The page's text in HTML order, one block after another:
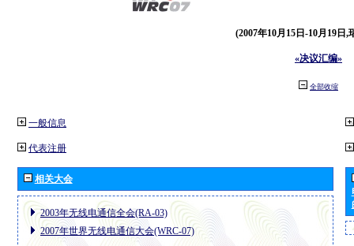
(2007年10月15日-10月19日,
«决议汇编»
全部收缩
一般信息
代表注册
相关大会
2003年无线电通信全会(RA-03)
2007年世界无线电通信大会(WRC-07)